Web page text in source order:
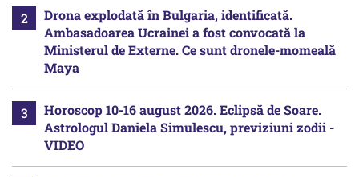
Drona explodată în Bulgaria, identificată.
Ambasadoarea Ucrainei a fost convocată la
Ministerul de Externe. Ce sunt dronele-momeală
Maya
Horoscop 10-16 august 2026. Eclipsă de Soare.
Astrologul Daniela Simulescu, previziuni zodii -
VIDEO